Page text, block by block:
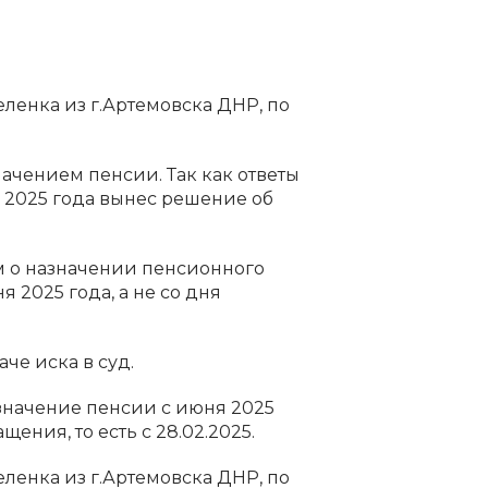
из г.Артемовска ДНР, по
пенсии. Так как ответы
года вынес решение об
о назначении пенсионного
2025 года, а не со дня
иска в суд.
пенсии с июня 2025
то есть с 28.02.2025.
из г.Артемовска ДНР, по